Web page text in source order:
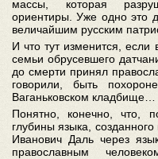
массы, которая
ориентиры. Уже одно это
величайшим русским
И что тут изменится, если
семьи обрусевшего
до смерти принял
говорили, быть
Ваганьковском кладбище…
Понятно, конечно, что,
глубины языка,
Иванович Даль через
православным